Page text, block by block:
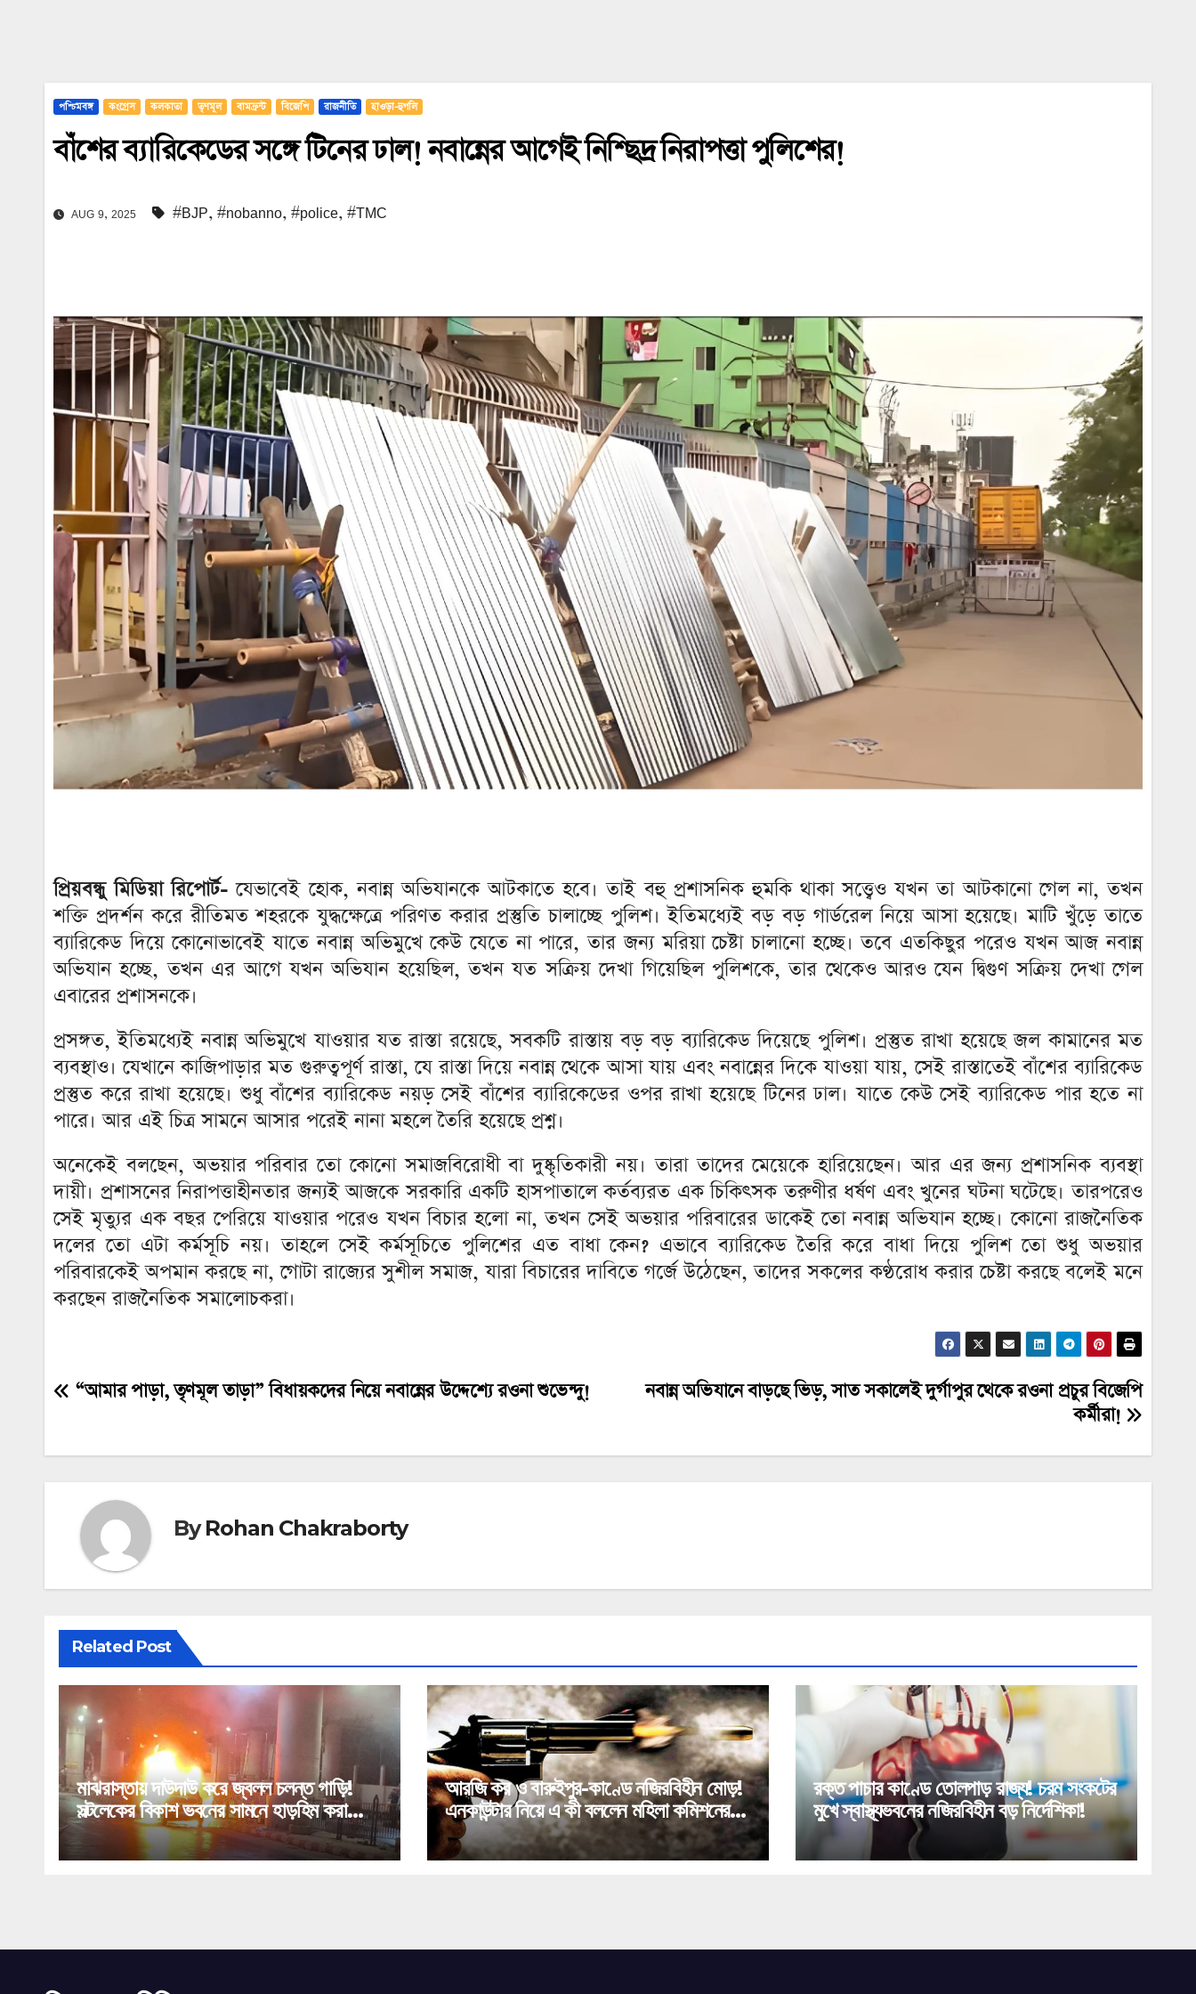
পশ্চিমবঙ্গ কংগ্রেস কলকাতা তৃণমূল বামফ্রন্ট বিজেপি রাজনীতি হাওড়া-হুগলি
বাঁশের ব্যারিকেডের সঙ্গে টিনের ঢাল! নবান্নের আগেই নিশ্ছিদ্র নিরাপত্তা পুলিশের!
AUG 9, 2025 #BJP, #nobanno, #police, #TMC
প্রিয়বন্ধু মিডিয়া রিপোর্ট- যেভাবেই হোক, নবান্ন অভিযানকে আটকাতে হবে। তাই বহু প্রশাসনিক হুমকি থাকা সত্ত্বেও যখন তা আটকানো গেল না, তখন
শক্তি প্রদর্শন করে রীতিমত শহরকে যুদ্ধক্ষেত্রে পরিণত করার প্রস্তুতি চালাচ্ছে পুলিশ। ইতিমধ্যেই বড় বড় গার্ডরেল নিয়ে আসা হয়েছে। মাটি খুঁড়ে তাতে
ব্যারিকেড দিয়ে কোনোভাবেই যাতে নবান্ন অভিমুখে কেউ যেতে না পারে, তার জন্য মরিয়া চেষ্টা চালানো হচ্ছে। তবে এতকিছুর পরেও যখন আজ নবান্ন
অভিযান হচ্ছে, তখন এর আগে যখন অভিযান হয়েছিল, তখন যত সক্রিয় দেখা গিয়েছিল পুলিশকে, তার থেকেও আরও যেন দ্বিগুণ সক্রিয় দেখা গেল
এবারের প্রশাসনকে।
প্রসঙ্গত, ইতিমধ্যেই নবান্ন অভিমুখে যাওয়ার যত রাস্তা রয়েছে, সবকটি রাস্তায় বড় বড় ব্যারিকেড দিয়েছে পুলিশ। প্রস্তুত রাখা হয়েছে জল কামানের মত
ব্যবস্থাও। যেখানে কাজিপাড়ার মত গুরুত্বপূর্ণ রাস্তা, যে রাস্তা দিয়ে নবান্ন থেকে আসা যায় এবং নবান্নের দিকে যাওয়া যায়, সেই রাস্তাতেই বাঁশের ব্যারিকেড
প্রস্তুত করে রাখা হয়েছে। শুধু বাঁশের ব্যারিকেড নয়ড় সেই বাঁশের ব্যারিকেডের ওপর রাখা হয়েছে টিনের ঢাল। যাতে কেউ সেই ব্যারিকেড পার হতে না
পারে। আর এই চিত্র সামনে আসার পরেই নানা মহলে তৈরি হয়েছে প্রশ্ন।
অনেকেই বলছেন, অভয়ার পরিবার তো কোনো সমাজবিরোধী বা দুষ্কৃতিকারী নয়। তারা তাদের মেয়েকে হারিয়েছেন। আর এর জন্য প্রশাসনিক ব্যবস্থা
দায়ী। প্রশাসনের নিরাপত্তাহীনতার জন্যই আজকে সরকারি একটি হাসপাতালে কর্তব্যরত এক চিকিৎসক তরুণীর ধর্ষণ এবং খুনের ঘটনা ঘটেছে। তারপরেও
সেই মৃত্যুর এক বছর পেরিয়ে যাওয়ার পরেও যখন বিচার হলো না, তখন সেই অভয়ার পরিবারের ডাকেই তো নবান্ন অভিযান হচ্ছে। কোনো রাজনৈতিক
দলের তো এটা কর্মসূচি নয়। তাহলে সেই কর্মসূচিতে পুলিশের এত বাধা কেন? এভাবে ব্যারিকেড তৈরি করে বাধা দিয়ে পুলিশ তো শুধু অভয়ার
পরিবারকেই অপমান করছে না, গোটা রাজ্যের সুশীল সমাজ, যারা বিচারের দাবিতে গর্জে উঠেছেন, তাদের সকলের কণ্ঠরোধ করার চেষ্টা করছে বলেই মনে
করছেন রাজনৈতিক সমালোচকরা।
Post
নবান্ন অভিযানে বাড়ছে ভিড়, সাত সকালেই দুর্গাপুর থেকে রওনা প্রচুর বিজেপি
কর্মীরা!
“আমার পাড়া, তৃণমূল তাড়া” বিধায়কদের নিয়ে নবান্নের উদ্দেশ্যে রওনা শুভেন্দু!
ByRohan Chakraborty
Related Post
মাঝরাস্তায় দাউদাউ করে জ্বলল চলন্ত গাড়ি!
সল্টলেকের বিকাশ ভবনের সামনে হাড়হিম করা
কাণ্ড!
আরজি কর ও বারুইপুর-কাণ্ডে নজিরবিহীন মোড়!
এনকাউন্টার নিয়ে এ কী বললেন মহিলা কমিশনের
চেয়ারপার্সন!
রক্ত পাচার কাণ্ডে তোলপাড় রাজ্য! চরম সংকটের
মুখে স্বাস্থ্যভবনের নজিরবিহীন বড় নির্দেশিকা!